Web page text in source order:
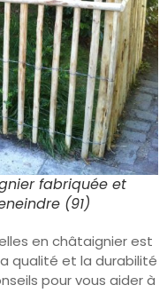
fabriquée et
(91)
en châtaignier est
qualité et la durabilité
pour vous aider à